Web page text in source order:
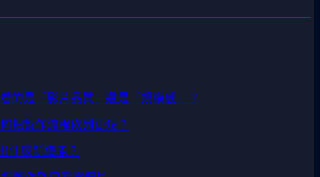
的是「影片品質」還是「規模感」？
把製作流程砍到更短？
什麼新職能？